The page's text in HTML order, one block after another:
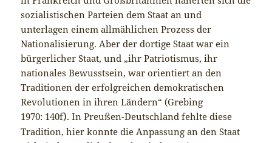
sozialistischen Parteien dem Staat an und
unterlagen einem allmählichen Prozess der
Nationalisierung. Aber der dortige Staat war ein
bürgerlicher Staat, und „ihr Patriotismus, ihr
nationales Bewusstsein, war orientiert an den
Traditionen der erfolgreichen demokratischen
Revolutionen in ihren Ländern“ (Grebing
1970: 140f). In Preußen-Deutschland fehlte diese
Tradition, hier konnte die Anpassung an den Staat